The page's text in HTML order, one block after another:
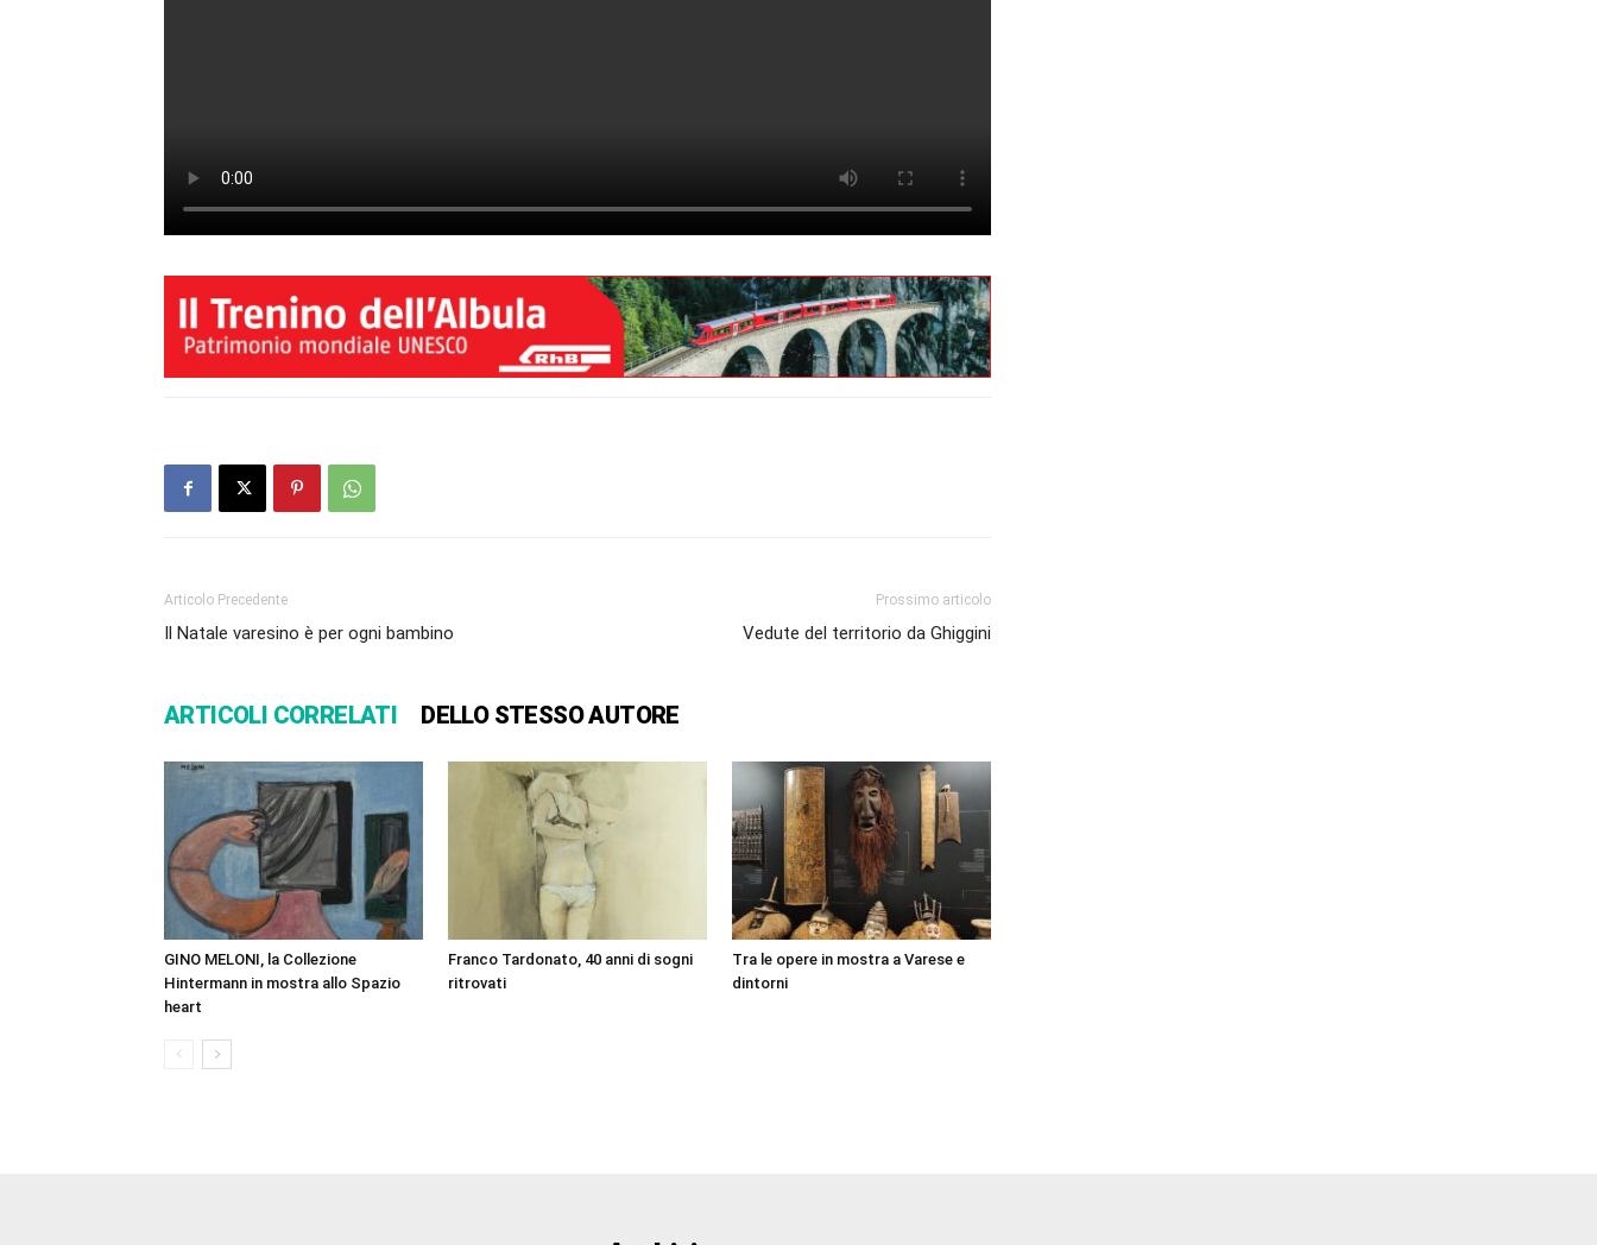
Articolo Precedente
Il Natale varesino è per ogni bambino
Prossimo articolo
Vedute del territorio da Ghiggini
ARTICOLI CORRELATI DELLO STESSO AUTORE
GINO MELONI, la Collezione
Hintermann in mostra allo Spazio
heart
Franco Tardonato, 40 anni di sogni
ritrovati
Tra le opere in mostra a Varese e
dintorni